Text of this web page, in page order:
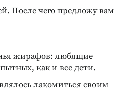
После чего предложу вам
жирафов: любящие
как и все дети.
лакомиться своим